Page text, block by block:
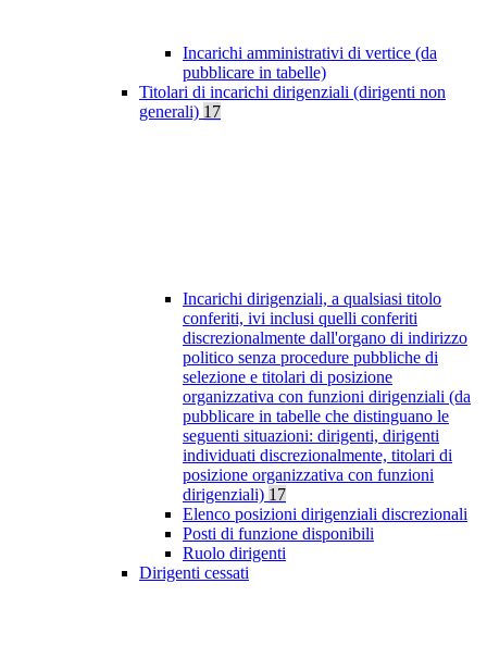
Incarichi amministrativi di vertice (da
pubblicare in tabelle)
Titolari di incarichi dirigenziali (dirigenti non
generali) 17
Incarichi dirigenziali, a qualsiasi titolo
conferiti, ivi inclusi quelli conferiti
discrezionalmente dall'organo di indirizzo
politico senza procedure pubbliche di
selezione e titolari di posizione
organizzativa con funzioni dirigenziali (da
pubblicare in tabelle che distinguano le
seguenti situazioni: dirigenti, dirigenti
individuati discrezionalmente, titolari di
posizione organizzativa con funzioni
dirigenziali) 17
Elenco posizioni dirigenziali discrezionali
Posti di funzione disponibili
Ruolo dirigenti
Dirigenti cessati